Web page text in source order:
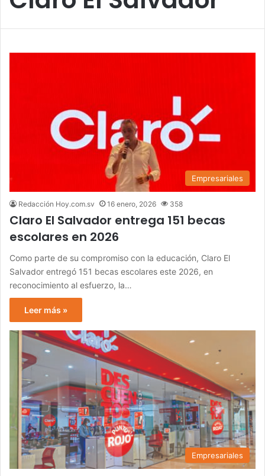
Empresariales
Redacción Hoy.com.sv 16 enero, 2026 358
Claro El Salvador entrega 151 becas
escolares en 2026
Como parte de su compromiso con la educación, Claro El
Salvador entregó 151 becas escolares este 2026, en
reconocimiento al esfuerzo, la…
Leer más »
Empresariales